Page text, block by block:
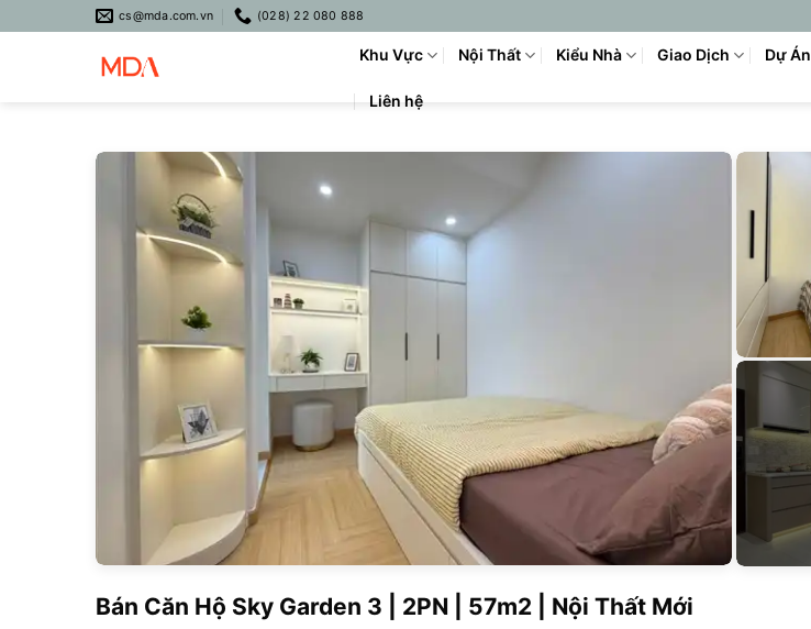
to
cs@mda.com.vn (028) 22 080 888
Khu Vực Nội Thất Kiểu Nhà Giao Dịch Dự Án
Liên hệ
Bán Căn Hộ Sky Garden 3 | 2PN | 57m2 | Nội Thất Mới